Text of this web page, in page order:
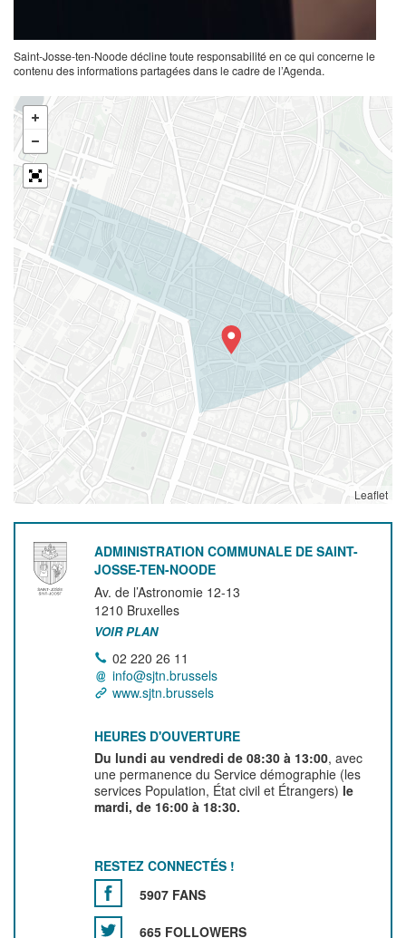
Saint-Josse-ten-Noode décline toute responsabilité en ce qui concerne le
contenu des informations partagées dans le cadre de l’Agenda.
Leaflet
ADMINISTRATION COMMUNALE DE SAINT-
JOSSE-TEN-NOODE
Av. de l’Astronomie 12-13
1210 Bruxelles
VOIR PLAN
02 220 26 11
info@sjtn.brussels
www.sjtn.brussels
HEURES D'OUVERTURE
Du lundi au vendredi de 08:30 à 13:00, avec
une permanence du Service démographie (les
services Population, État civil et Étrangers) le
mardi, de 16:00 à 18:30.
RESTEZ CONNECTÉS !
5907 FANS
665 FOLLOWERS